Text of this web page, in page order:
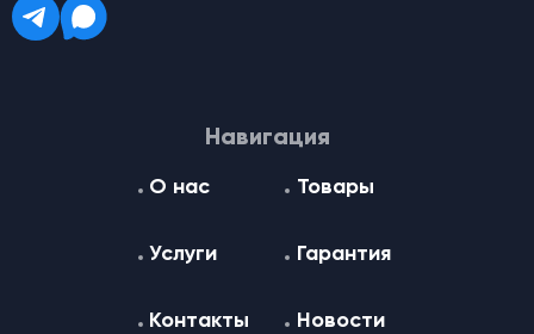
Навигация
О нас Товары
Услуги Гарантия
Контакты Новости